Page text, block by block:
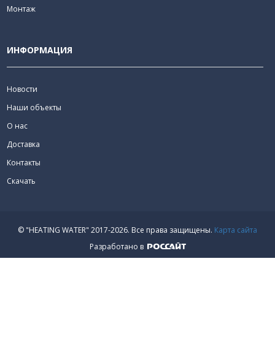
Монтаж
ИНФОРМАЦИЯ
Новости
Наши объекты
О нас
Доставка
Контакты
Скачать
© "HEATING WATER" 2017-2026. Все права защищены. Карта сайта
Разработано в